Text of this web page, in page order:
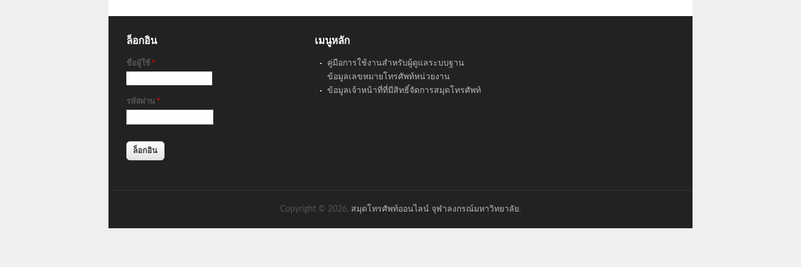
ล็อกอิน
ชื่อผู้ใช้ *
รหัสผ่าน *
เมนูหลัก
คู่มือการใช้งานสำหรับผู้ดูแลระบบฐาน
ข้อมูลเลขหมายโทรศัพท์หน่วยงาน
ข้อมูลเจ้าหน้าที่ที่มีสิทธิ์จัดการสมุดโทรศัพท์
Copyright © 2026, สมุดโทรศัพท์ออนไลน์ จุฬาลงกรณ์มหาวิทยาลัย.